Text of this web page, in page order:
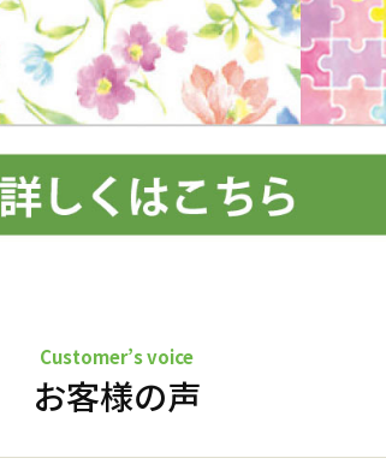
Customer’s voice
お客様の声